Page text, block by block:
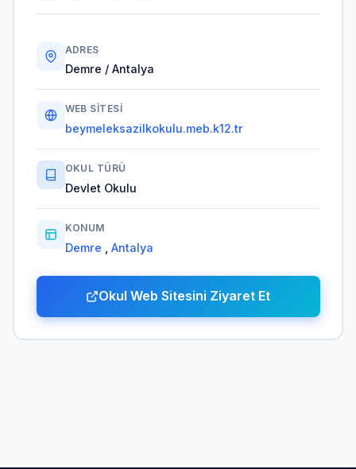
ADRES
Demre / Antalya
WEB SITESI
beymeleksazilkokulu.meb.k12.tr
OKUL TÜRÜ
Devlet Okulu
KONUM
Demre Antalya
Okul Web Sitesini Ziyaret Et